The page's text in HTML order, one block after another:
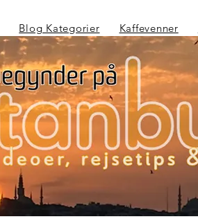
Blog Kategorier Kaffevenner